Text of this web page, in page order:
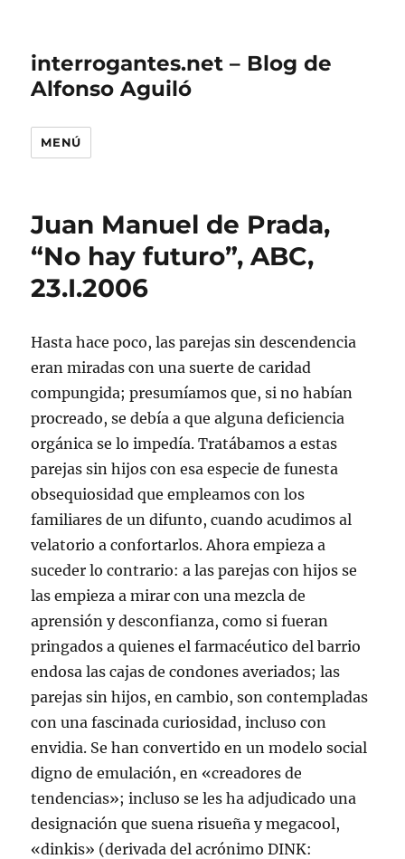
interrogantes.net – Blog de
Alfonso Aguiló
MENÚ
Juan Manuel de Prada,
“No hay futuro”, ABC,
23.I.2006
Hasta hace poco, las parejas sin descendencia
eran miradas con una suerte de caridad
compungida; presumíamos que, si no habían
procreado, se debía a que alguna deficiencia
orgánica se lo impedía. Tratábamos a estas
parejas sin hijos con esa especie de funesta
obsequiosidad que empleamos con los
familiares de un difunto, cuando acudimos al
velatorio a confortarlos. Ahora empieza a
suceder lo contrario: a las parejas con hijos se
las empieza a mirar con una mezcla de
aprensión y desconfianza, como si fueran
pringados a quienes el farmacéutico del barrio
endosa las cajas de condones averiados; las
parejas sin hijos, en cambio, son contempladas
con una fascinada curiosidad, incluso con
envidia. Se han convertido en un modelo social
digno de emulación, en «creadores de
tendencias»; incluso se les ha adjudicado una
designación que suena risueña y megacool,
«dinkis» (derivada del acrónimo DINK: